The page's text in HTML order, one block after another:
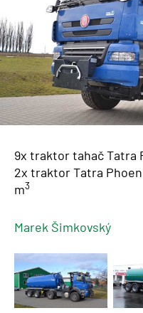
9x traktor tahač Tatra
2x traktor Tatra
m3
Marek Šimkovský